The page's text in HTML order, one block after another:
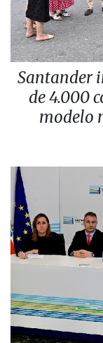
Santander
de 4.000
modelo